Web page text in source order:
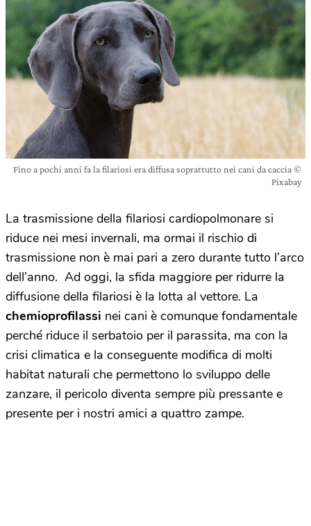
Fino a pochi anni fa la filariosi era diffusa soprattutto nei cani da caccia ©
Pixabay
La trasmissione della filariosi cardiopolmonare si
riduce nei mesi invernali, ma ormai il rischio di
trasmissione non è mai pari a zero durante tutto l’arco
dell’anno. Ad oggi, la sfida maggiore per ridurre la
diffusione della filariosi è la lotta al vettore. La
chemioprofilassi nei cani è comunque fondamentale
perché riduce il serbatoio per il parassita, ma con la
crisi climatica e la conseguente modifica di molti
habitat naturali che permettono lo sviluppo delle
zanzare, il pericolo diventa sempre più pressante e
presente per i nostri amici a quattro zampe.